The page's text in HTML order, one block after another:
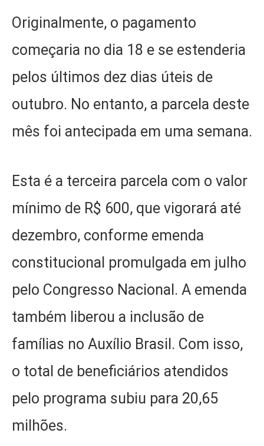
Originalmente, o pagamento
começaria no dia 18 e se estenderia
pelos últimos dez dias úteis de
outubro. No entanto, a parcela deste
mês foi antecipada em uma semana.
Esta é a terceira parcela com o valor
mínimo de R$ 600, que vigorará até
dezembro, conforme emenda
constitucional promulgada em julho
pelo Congresso Nacional. A emenda
também liberou a inclusão de
famílias no Auxílio Brasil. Com isso,
o total de beneficiários atendidos
pelo programa subiu para 20,65
milhões.